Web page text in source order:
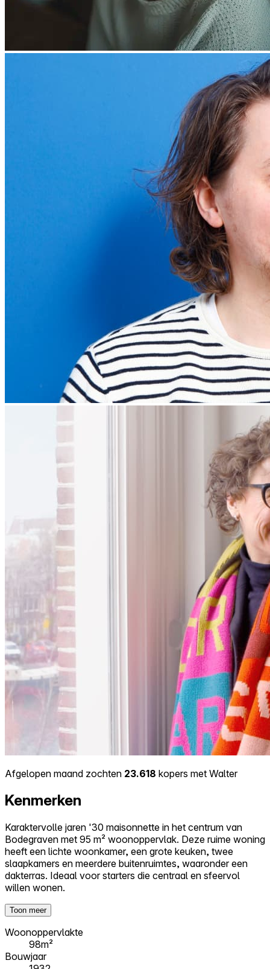
Afgelopen maand zochten 23.618 kopers met Walter
Kenmerken
Karaktervolle jaren '30 maisonnette in het centrum van
Bodegraven met 95 m² woonoppervlak. Deze ruime woning
heeft een lichte woonkamer, een grote keuken, twee
slaapkamers en meerdere buitenruimtes, waaronder een
dakterras. Ideaal voor starters die centraal en sfeervol
willen wonen.
Toon meer
Woonoppervlakte
98m²
Bouwjaar